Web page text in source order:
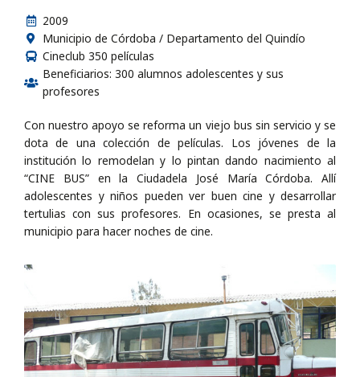
2009
Municipio de Córdoba / Departamento del Quindío
Cineclub 350 películas
Beneficiarios: 300 alumnos adolescentes y sus
profesores
Con nuestro apoyo se reforma un viejo bus sin servicio y se
dota de una colección de películas. Los jóvenes de la
institución lo remodelan y lo pintan dando nacimiento al
“CINE BUS” en la Ciudadela José María Córdoba. Allí
adolescentes y niños pueden ver buen cine y desarrollar
tertulias con sus profesores. En ocasiones, se presta al
municipio para hacer noches de cine.